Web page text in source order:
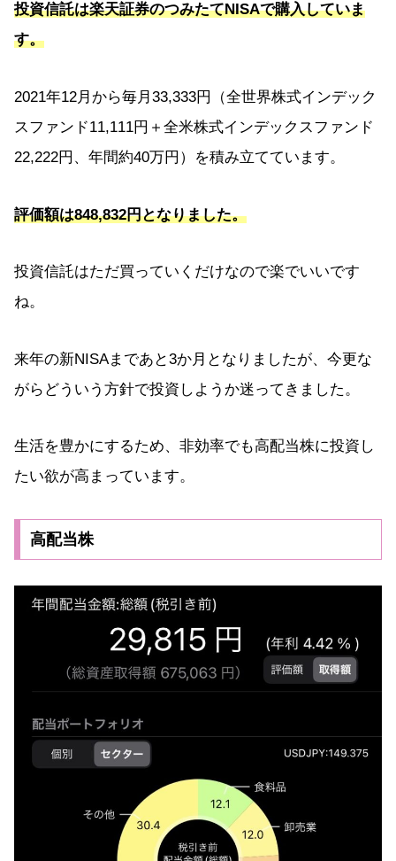
投資信託は楽天証券のつみたてNISAで購入していま
す。
2021年12月から毎月33,333円（全世界株式インデック
スファンド11,111円＋全米株式インデックスファンド
22,222円、年間約40万円）を積み立てています。
評価額は848,832円となりました。
投資信託はただ買っていくだけなので楽でいいです
ね。
来年の新NISAまであと3か月となりましたが、今更な
がらどういう方針で投資しようか迷ってきました。
生活を豊かにするため、非効率でも高配当株に投資し
たい欲が高まっています。
高配当株